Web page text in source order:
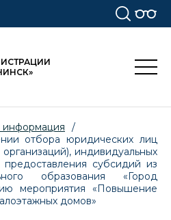
информация
/
отбора юридических лиц
индивидуальных
субсидий из
образования «Город
мероприятия «Повышение
домов»